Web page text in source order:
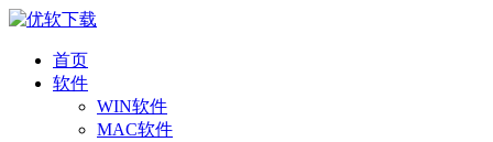
首页
软件
WIN软件
MAC软件